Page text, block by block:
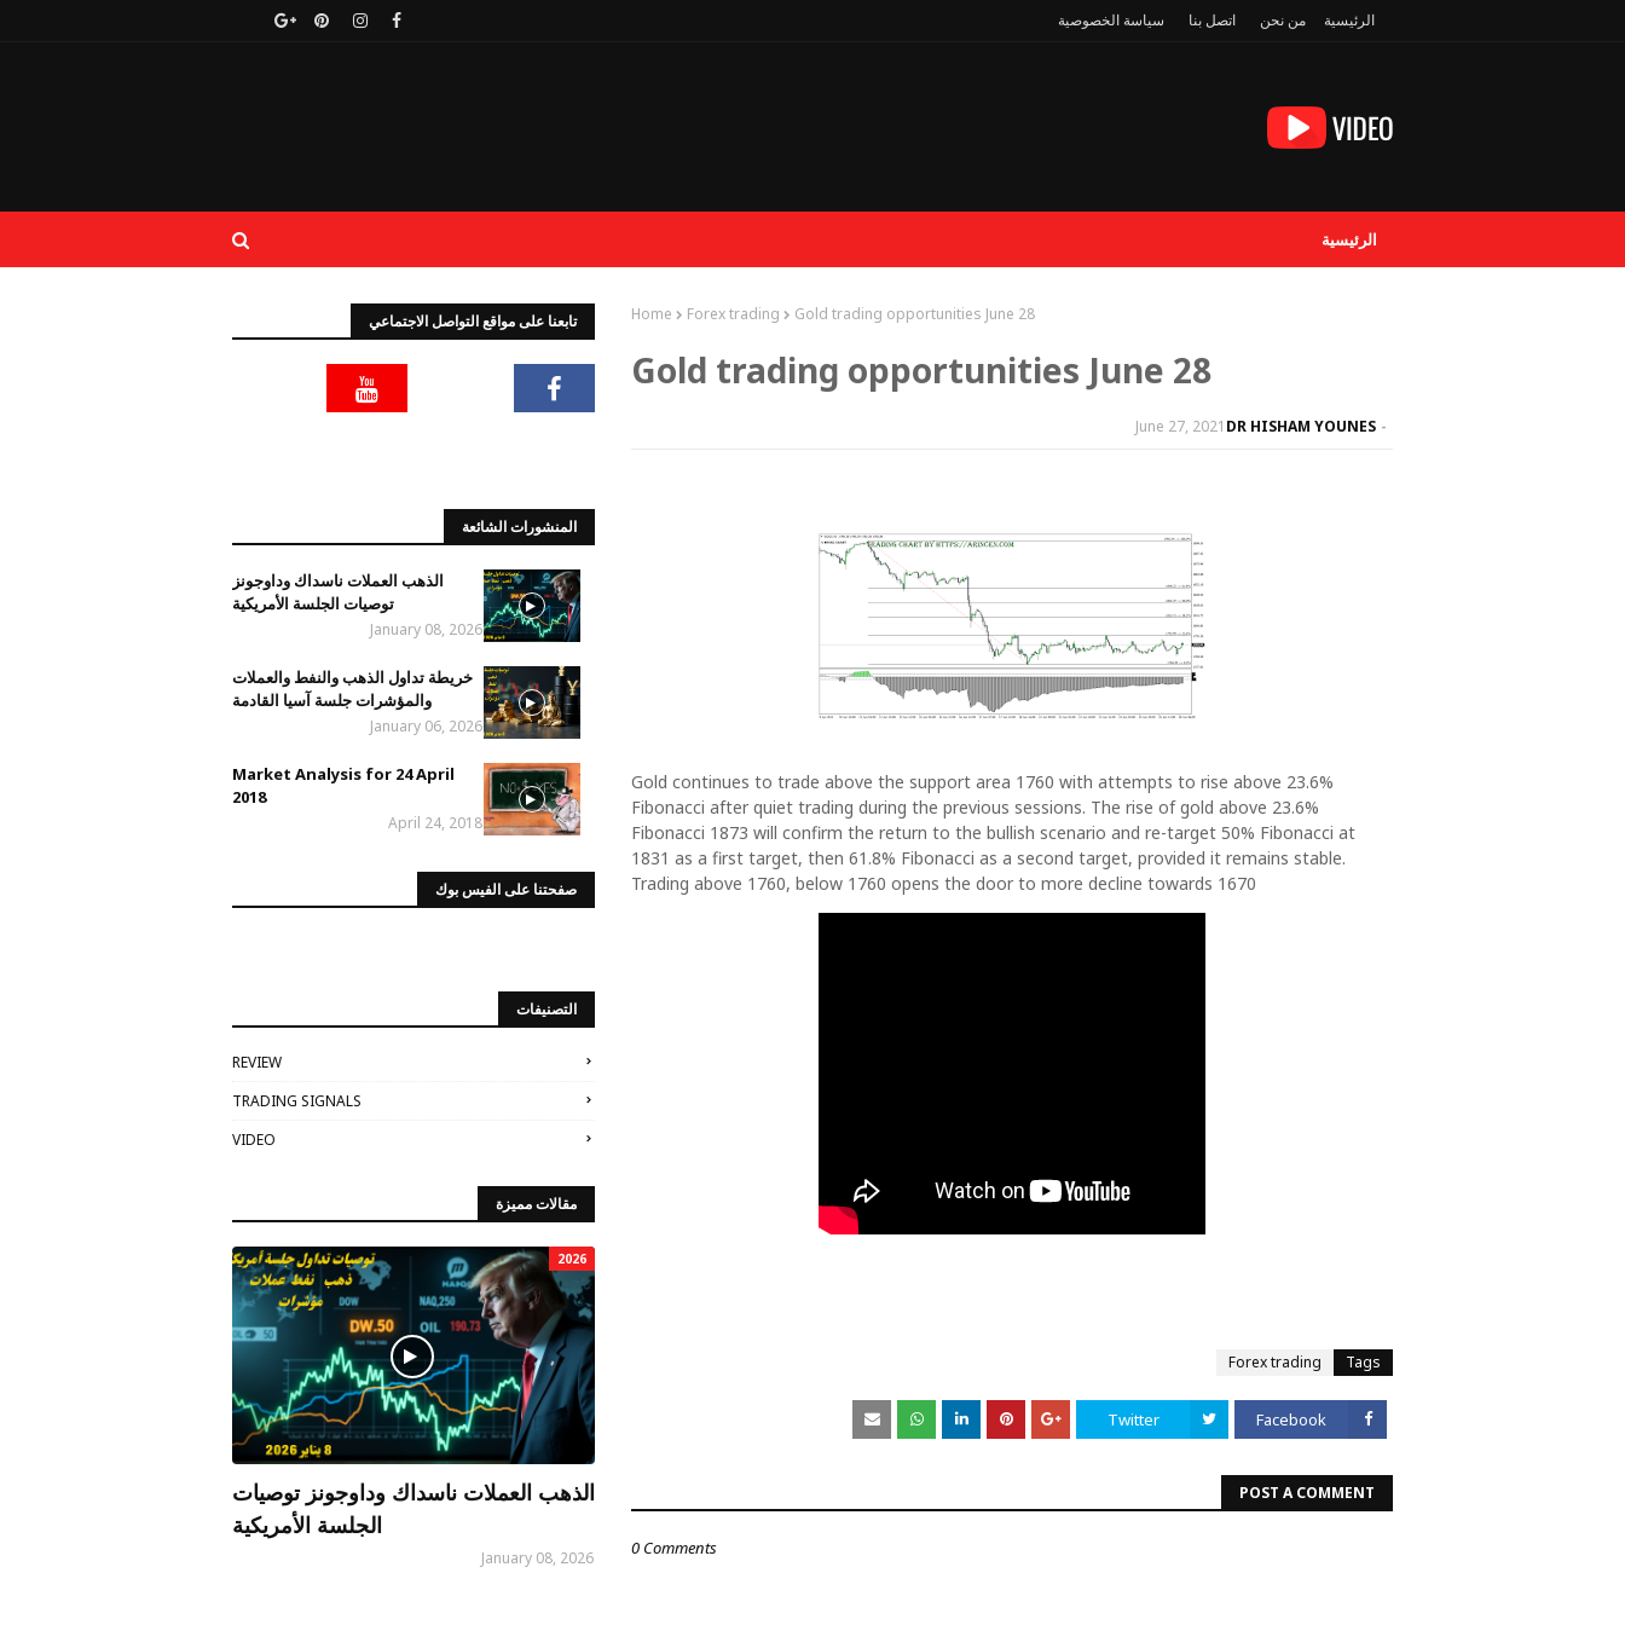
الرئيسية من نحن اتصل بنا سياسة الخصوصية
الرئيسية
Home Forex trading Gold trading opportunities June 28
Gold trading opportunities June 28
DR HISHAM YOUNES
June 27, 2021
Gold continues to trade above the support area 1760 with attempts to rise above 23.6%
Fibonacci after quiet trading during the previous sessions. The rise of gold above 23.6%
Fibonacci 1873 will confirm the return to the bullish scenario and re-target 50% Fibonacci at
1831 as a first target, then 61.8% Fibonacci as a second target, provided it remains stable.
Trading above 1760, below 1760 opens the door to more decline towards 1670
Tags
Forex trading
Facebook
Twitter
POST A COMMENT
0 Comments
تابعنا على مواقع التواصل الاجتماعي
المنشورات الشائعة
الذهب العملات ناسداك وداوجونز
توصيات الجلسة الأمريكية
January 08, 2026
خريطة تداول الذهب والنفط والعملات
والمؤشرات جلسة آسيا القادمة
January 06, 2026
Market Analysis for 24 April
2018
April 24, 2018
صفحتنا على الفيس بوك
التصنيفات
REVIEW
TRADING SIGNALS
VIDEO
مقالات مميزة
2026
الذهب العملات ناسداك وداوجونز توصيات
الجلسة الأمريكية
January 08, 2026